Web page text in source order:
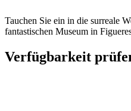
Tauchen Sie ein in die surreale
fantastischen Museum in
Verfügbarkeit